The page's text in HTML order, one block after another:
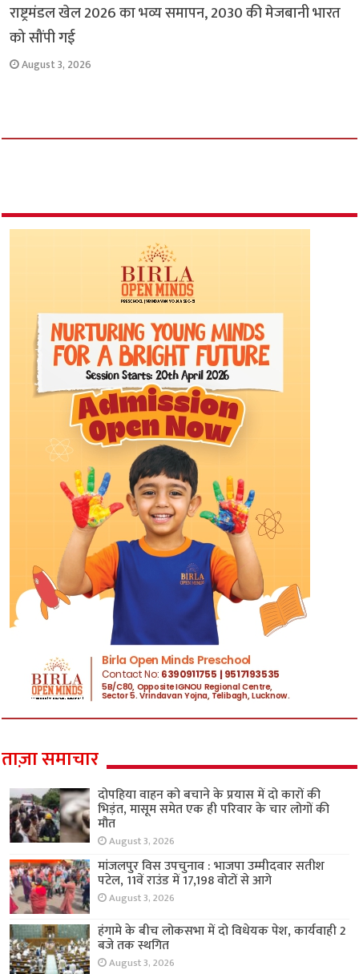
राष्ट्रमंडल खेल 2026 का भव्य समापन, 2030 की मेजबानी भारत
को सौंपी गई
August 3, 2026
ताज़ा समाचार
दोपहिया वाहन को बचाने के प्रयास में दो कारों की
भिड़ंत, मासूम समेत एक ही परिवार के चार लोगों की
मौत
August 3, 2026
मांजलपुर विस उपचुनाव : भाजपा उम्मीदवार सतीश
पटेल, 11वें राउंड में 17,198 वोटों से आगे
August 3, 2026
हंगामे के बीच लोकसभा में दो विधेयक पेश, कार्यवाही 2
बजे तक स्थगित
August 3, 2026